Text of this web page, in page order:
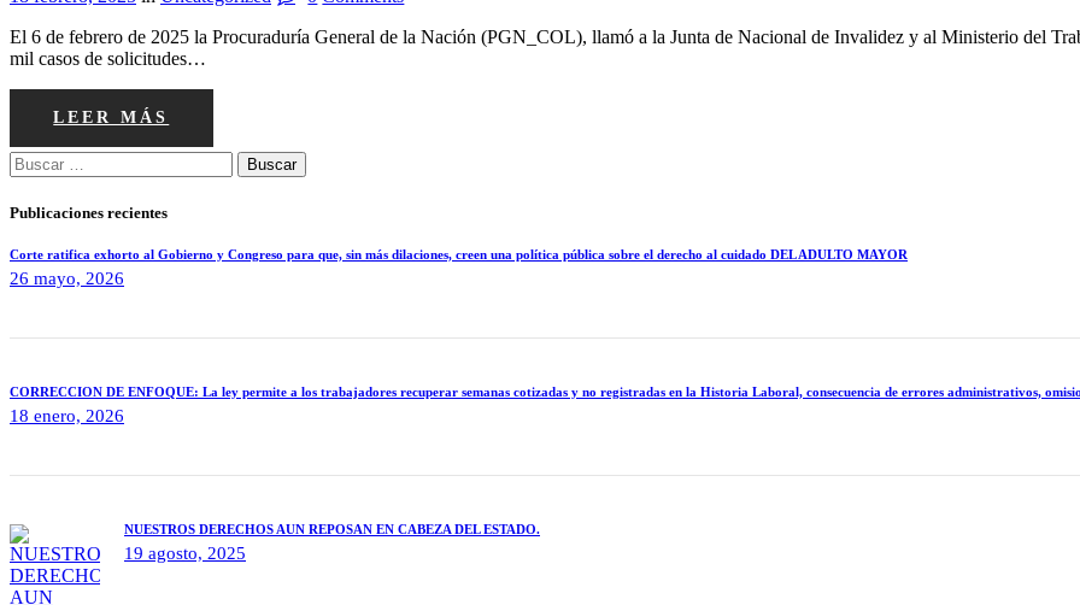
El 6 de febrero de 2025 la Procuraduría General de la Nación (PGN_COL), llamó a la Junta de Nacional de Invalidez y al Ministerio del
mil casos de solicitudes…
LEER MÁS
Publicaciones recientes
Corte ratifica exhorto al Gobierno y Congreso para que, sin más dilaciones, creen una política pública sobre el derecho al cuidado DEL ADULTO MAYOR
26 mayo, 2026
CORRECCIÓN DE ENFOQUE: La ley permite a los trabajadores recuperar semanas cotizadas y no registradas en la Historia Laboral, consecuencia de errores administrativos,
18 enero, 2026
NUESTROS DERECHOS AUN REPOSAN EN CABEZA DEL ESTADO.
19 agosto, 2025